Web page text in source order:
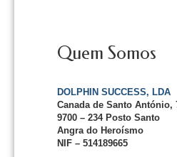
Quem Somos
DOLPHIN SUCCESS, LDA
Canada de Santo António,
9700 – 234 Posto Santo
Angra do Heroísmo
NIF – 514189665